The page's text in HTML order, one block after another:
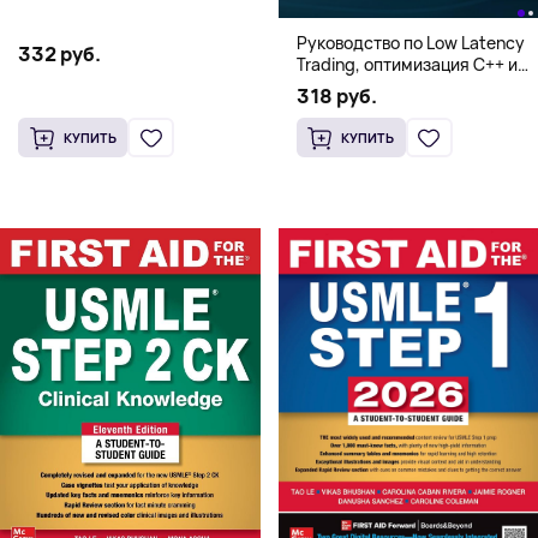
332 руб.
КУПИТЬ
Руководство по Low Latency
Trading, оптимизация C++ и
системная архитектура для
HFT
318 руб.
КУПИТЬ